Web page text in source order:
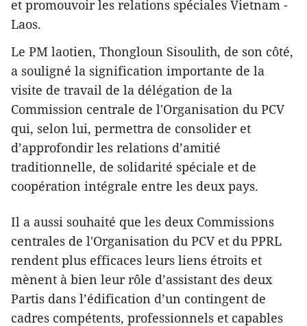
et promouvoir les relations spéciales Vietnam -
Laos.
Le PM laotien, Thongloun Sisoulith, de son côté,
a souligné la signification importante de la
visite de travail de la délégation de la
Commission centrale de l'Organisation du PCV
qui, selon lui, permettra de consolider et
d’approfondir les relations d’amitié
traditionnelle, de solidarité spéciale et de
coopération intégrale entre les deux pays.
Il a aussi souhaité que les deux Commissions
centrales de l'Organisation du PCV et du PPRL
rendent plus efficaces leurs liens étroits et
mènent à bien leur rôle d’assistant des deux
Partis dans l’édification d’un contingent de
cadres compétents, professionnels et capables